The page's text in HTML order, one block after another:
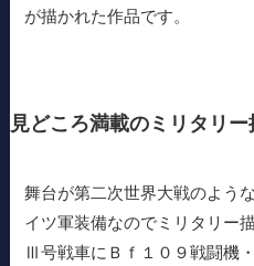
が描かれた作品です。
見どころ満載のミリタリー
舞台が第二次世界大戦のよう
イツ軍装備なのでミリタリー
Ⅲ号戦車にＢｆ１０９戦闘機